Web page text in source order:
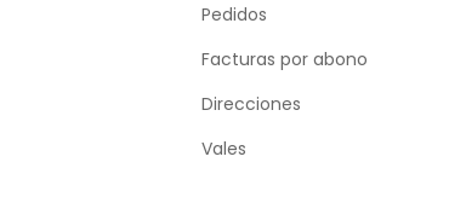
Pedidos
Facturas por abono
Direcciones
Vales